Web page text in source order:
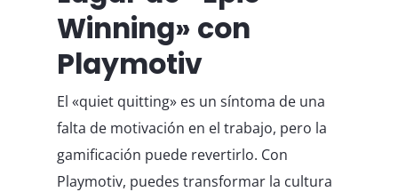
Winning» con
Playmotiv
El «quiet quitting» es un síntoma de una
falta de motivación en el trabajo, pero la
gamificación puede revertirlo. Con
Playmotiv, puedes transformar la cultura